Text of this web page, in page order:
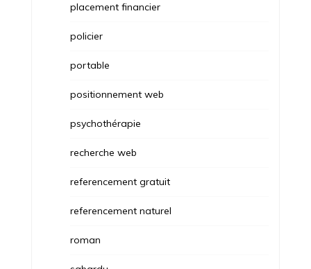
placement financier
policier
portable
positionnement web
psychothérapie
recherche web
referencement gratuit
referencement naturel
roman